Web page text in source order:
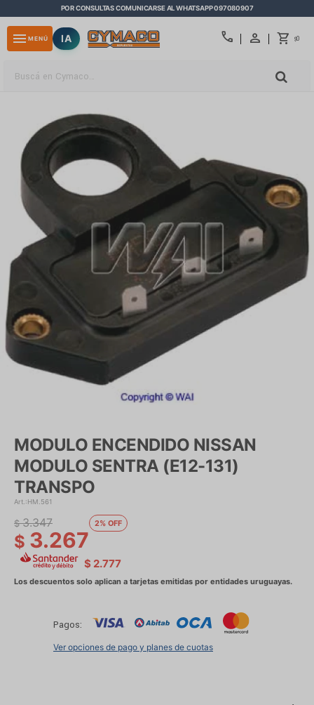
POR CONSULTAS COMUNICARSE AL WHATSAPP 097080907
call $0
menu MENÚ IA
MODULO ENCENDIDO NISSAN
MODULO SENTRA (E12-131)
TRANSPO
HM.561
$ 3.267
$ 3.347 2
$ 2.777
Pagos:
Ver opciones de pago y planes de cuotas
close